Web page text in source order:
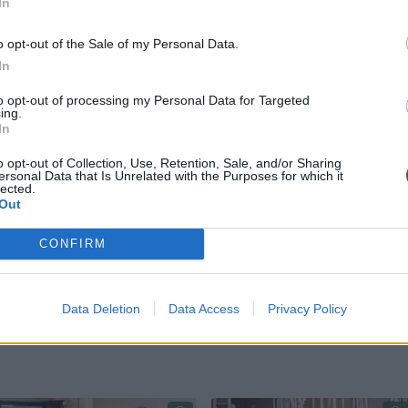
opt-out of the Sale of my Personal Data.
opt-out of processing my Personal Data for Targeted
opt-out of Collection, Use, Retention, Sale, and/or Sharing
Data that Is Unrelated with the Purposes for which it
CONFIRM
Data Deletion Data Access Privacy Policy
Už jos yra labai daug jautrumo,
labai daug. Tokios istorijos primena, kokia tai
choristai, nors kolektyve yra ir profesionalų,
didžiojoje scenoje. Daugeliui jų
ir pradžia.